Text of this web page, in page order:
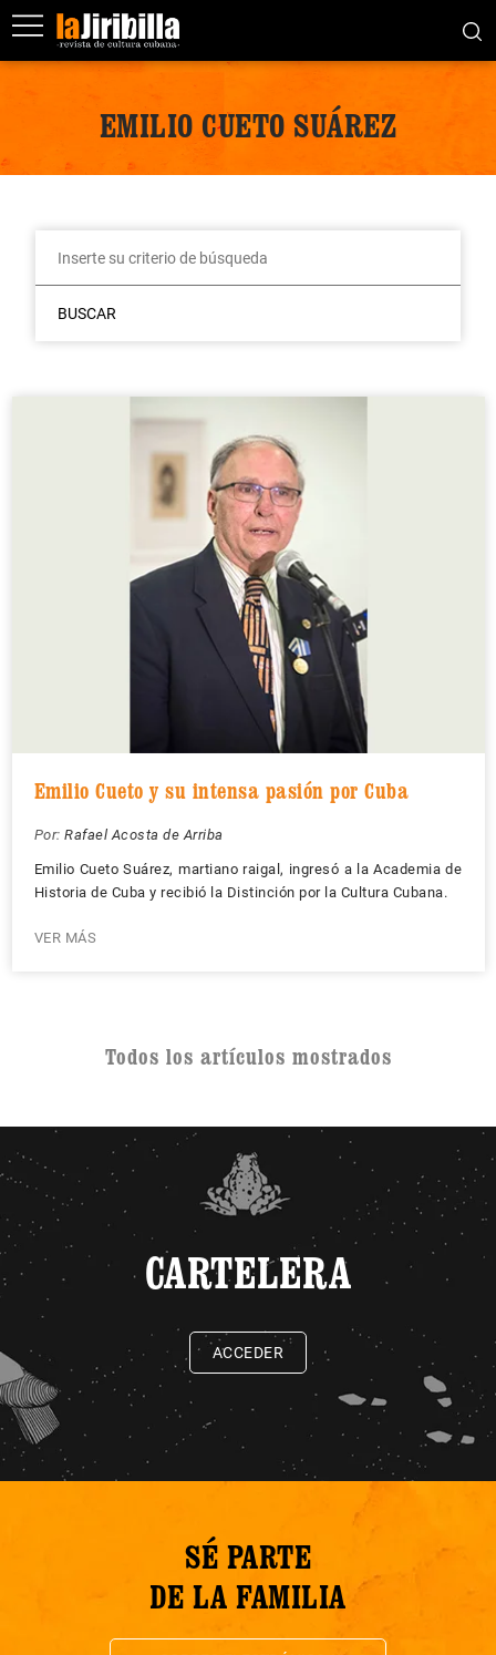
EMILIO CUETO SUÁREZ
BUSCAR
Emilio Cueto y su intensa pasión por Cuba
Por: Rafael Acosta de Arriba
Emilio Cueto Suárez, martiano raigal, ingresó a la Academia de
Historia de Cuba y recibió la Distinción por la Cultura Cubana.
VER MÁS
Todos los artículos mostrados
CARTELERA
ACCEDER
SÉ PARTE
DE LA FAMILIA